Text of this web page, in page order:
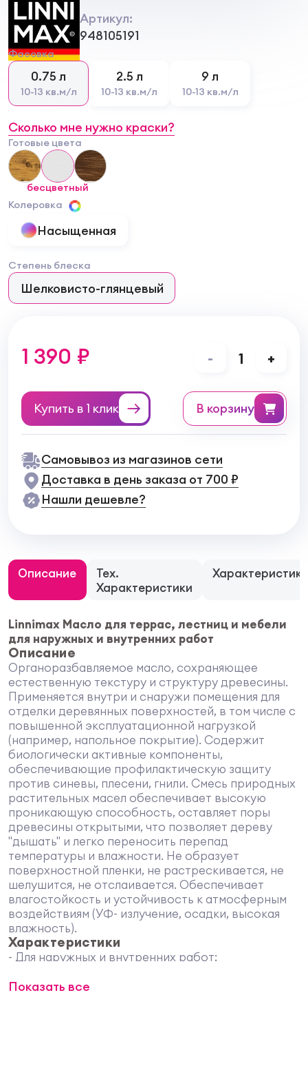
Артикул:
948105191
Фасовка
0.75 л
10-13 кв.м/л
2.5 л
10-13 кв.м/л
9 л
10-13 кв.м/л
Сколько мне нужно краски?
Готовые цвета
бесцветный
Колеровка
Насыщенная
Степень блеска
Шелковисто-глянцевый
1 390 ₽ - 1 +
Купить в 1 клик в корзину
Самовывоз из магазинов сети
Доставка в день заказа от 700 ₽
Нашли дешевле?
Описание
Тех.
Характеристики
Характеристики
Linnimax Масло для террас, лестниц и мебели
для наружных и внутренних работ
Описание
Органоразбавляемое масло, сохраняющее
естественную текстуру и структуру древесины.
Применяется внутри и снаружи помещения для
отделки деревянных поверхностей, в том числе с
повышенной эксплуатационной нагрузкой
(например, напольное покрытие). Содержит
биологически активные компоненты,
обеспечивающие профилактическую защиту
против синевы, плесени, гнили. Смесь природных
растительных масел обеспечивает высокую
проникающую способность, оставляет поры
древесины открытыми, что позволяет дереву
"дышать" и легко переносить перепад
температуры и влажности. Не образует
поверхностной пленки, не растрескивается, не
шелушится, не отслаивается. Обеспечивает
влагостойкость и устойчивость к атмосферным
воздействиям (УФ- излучение, осадки, высокая
влажность).
Характеристики
- Для наружных и внутренних работ;
масел, что придает поверхности долговечность,
Показать все